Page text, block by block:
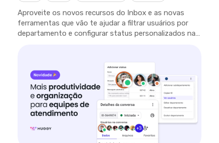
Aproveite os novos recursos do Inbox e as novas
ferramentas que vão te ajudar a filtrar usuários por
departamento e configurar status personalizados na